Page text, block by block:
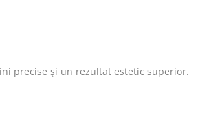
precise și un rezultat estetic superior.